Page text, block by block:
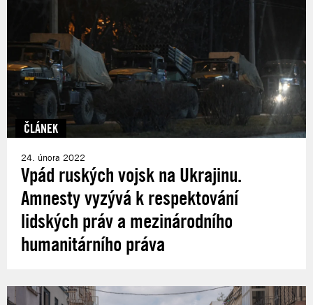
ČLÁNEK
24. února 2022
Vpád ruských vojsk na Ukrajinu.
Amnesty vyzývá k respektování
lidských práv a mezinárodního
humanitárního práva